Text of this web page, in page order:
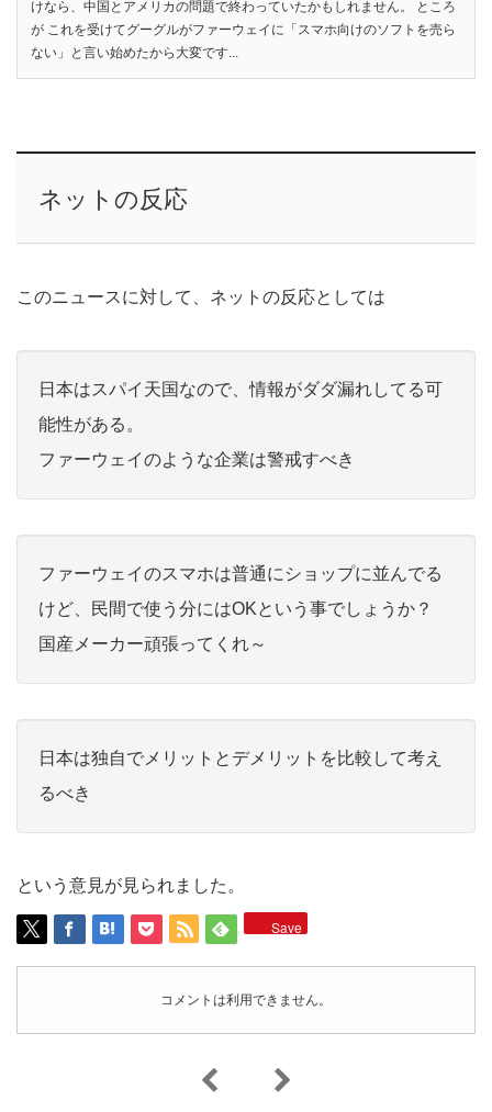
けなら、中国とアメリカの問題で終わっていたかもしれません。 ところ
が これを受けてグーグルがファーウェイに「スマホ向けのソフトを売ら
ない」と言い始めたから大変です...
ネットの反応
このニュースに対して、ネットの反応としては
日本はスパイ天国なので、情報がダダ漏れしてる可
能性がある。
ファーウェイのような企業は警戒すべき
ファーウェイのスマホは普通にショップに並んでる
けど、民間で使う分にはOKという事でしょうか？
国産メーカー頑張ってくれ～
日本は独自でメリットとデメリットを比較して考え
るべき
という意見が見られました。
Save
コメントは利用できません。